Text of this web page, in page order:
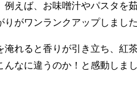
例えば、お味噌汁やパスタを
がワンランクアップしました
淹れると香りが引き立ち、紅
なに違うのか！と感動しまし